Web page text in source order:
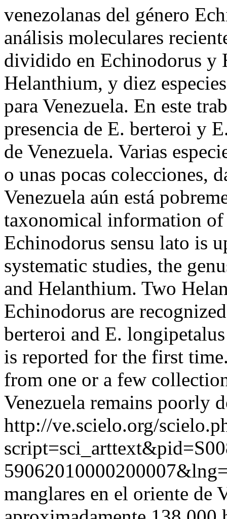
venezolanas del género
análisis moleculares
dividido en Echinodorus y
Helanthium, y diez
para Venezuela. En este
presencia de E. berteroi y
de Venezuela. Varias
o unas pocas colecciones,
Venezuela aún está
taxonomical information of
Echinodorus sensu lato is
systematic studies, the
and Helanthium. Two
Echinodorus are
berteroi and E.
is reported for the first
from one or a few
Venezuela remains poorly
http://ve.scielo.org/
manglares en el oriente de